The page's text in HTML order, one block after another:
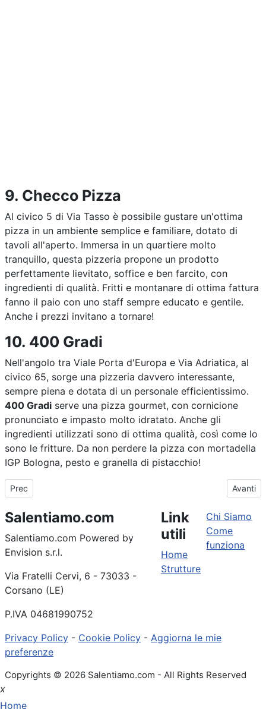
9. Checco Pizza
Al civico 5 di Via Tasso è possibile gustare un'ottima
pizza in un ambiente semplice e familiare, dotato di
tavoli all'aperto. Immersa in un quartiere molto
tranquillo, questa pizzeria propone un prodotto
perfettamente lievitato, soffice e ben farcito, con
ingredienti di qualità. Fritti e montanare di ottima fattura
fanno il paio con uno staff sempre educato e gentile.
Anche i prezzi invitano a tornare!
10. 400 Gradi
Nell'angolo tra Viale Porta d'Europa e Via Adriatica, al
civico 65, sorge una pizzeria davvero interessante,
sempre piena e dotata di un personale efficientissimo.
400 Gradi serve una pizza gourmet, con cornicione
pronunciato e impasto molto idratato. Anche gli
ingredienti utilizzati sono di ottima qualità, così come lo
sono le fritture. Da non perdere la pizza con mortadella
IGP Bologna, pesto e granella di pistacchio!
Articolo precedente: Lo spumone per assaporare la dolcezza del
Prec Articolo
Avanti
Salentiamo.com
Salentiamo.com Powered by
Envision s.r.l.
Via Fratelli Cervi, 6 - 73033 -
Corsano (LE)
P.IVA 04681990752
Link
utili
Home
Strutture
Chi Siamo
Come
funziona
Privacy Policy - Cookie Policy - Aggiorna le mie
preferenze
Copyrights © 2026 Salentiamo.com - All Rights Reserved
x
Home